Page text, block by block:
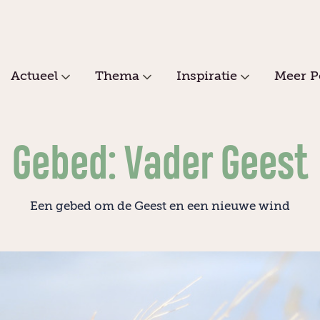
Actueel Thema Inspiratie Meer
Gebed: Vader Geest
Een gebed om de Geest en een nieuwe wind